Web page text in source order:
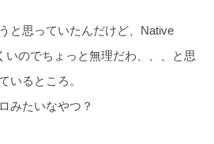
と思っていたんだけど、Native
いのでちょっと無理だわ、、、と思
いるところ。
みたいなやつ？